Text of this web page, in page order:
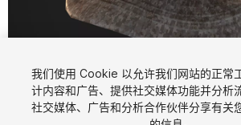
1/6
我们使用 Cookie 以允许我们网站的正常
计内容和广告、提供社交媒体功能并分析
社交媒体、广告和分析合作伙伴分享有关